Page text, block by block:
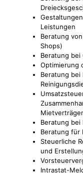
Leistungen
Beratung
Shops)
Beratung
Optimierung
Beratung bei
Beratung bei
Beratung für
Steuerliche
und
Intrastat-